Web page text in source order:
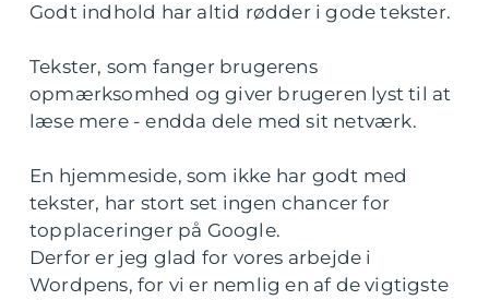
Godt indhold har altid rødder i gode tekster.
Tekster, som fanger brugerens
opmærksomhed og giver brugeren lyst til at
læse mere - endda dele med sit netværk.
En hjemmeside, som ikke har godt med
tekster, har stort set ingen chancer for
topplaceringer på Google.
Derfor er jeg glad for vores arbejde i
Wordpens, for vi er nemlig en af de vigtigste